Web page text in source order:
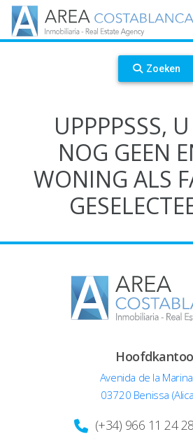
Zoeken
UPPPPSSS,
NOG GEEN
WONING ALS
Avenida de la
03720 Benissa
(+34) 966 11 24 28